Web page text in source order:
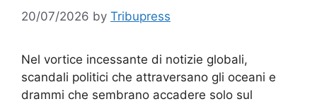
20/07/2026 by Tribupress
Nel vortice incessante di notizie globali,
scandali politici che attraversano gli oceani e
drammi che sembrano accadere solo sul